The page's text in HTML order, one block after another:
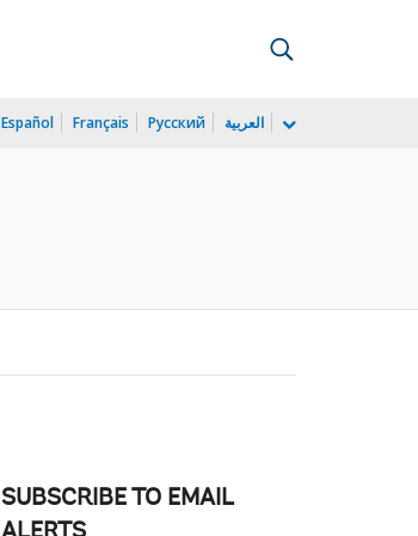
Español Français Русский العربية
SUBSCRIBE TO EMAIL